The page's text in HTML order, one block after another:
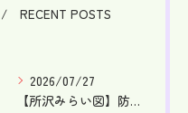
RECENT POSTS
2026/07/27
【所沢みらい図】防災訓練を行ないました！【就労支援】【東所沢...